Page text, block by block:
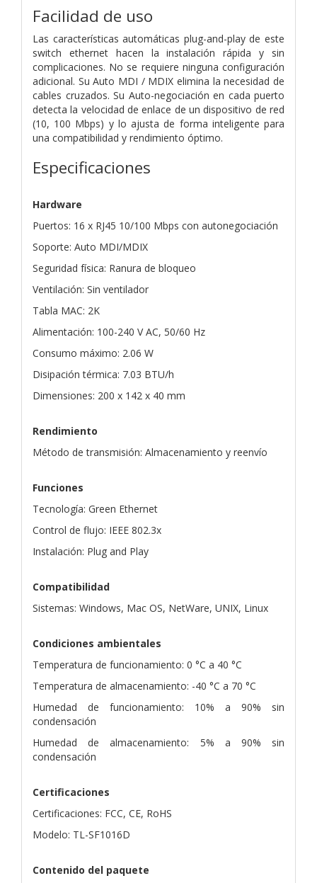
Facilidad de uso
Las características automáticas plug-and-play de este
switch ethernet hacen la instalación rápida y sin
complicaciones. No se requiere ninguna configuración
adicional. Su Auto MDI / MDIX elimina la necesidad de
cables cruzados. Su Auto-negociación en cada puerto
detecta la velocidad de enlace de un dispositivo de red
(10, 100 Mbps) y lo ajusta de forma inteligente para
una compatibilidad y rendimiento óptimo.
Especificaciones
Hardware
Puertos: 16 x RJ45 10/100 Mbps con autonegociación
Soporte: Auto MDI/MDIX
Seguridad física: Ranura de bloqueo
Ventilación: Sin ventilador
Tabla MAC: 2K
Alimentación: 100-240 V AC, 50/60 Hz
Consumo máximo: 2.06 W
Disipación térmica: 7.03 BTU/h
Dimensiones: 200 x 142 x 40 mm
Rendimiento
Método de transmisión: Almacenamiento y reenvío
Funciones
Tecnología: Green Ethernet
Control de flujo: IEEE 802.3x
Instalación: Plug and Play
Compatibilidad
Sistemas: Windows, Mac OS, NetWare, UNIX, Linux
Condiciones ambientales
Temperatura de funcionamiento: 0 °C a 40 °C
Temperatura de almacenamiento: -40 °C a 70 °C
Humedad de funcionamiento: 10% a 90% sin
condensación
Humedad de almacenamiento: 5% a 90% sin
condensación
Certificaciones
Certificaciones: FCC, CE, RoHS
Modelo: TL-SF1016D
Contenido del paquete